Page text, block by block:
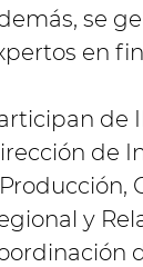
se
en
de
de
y